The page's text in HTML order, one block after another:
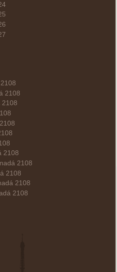
2108
2108
2108
2108
2108
2108
2108